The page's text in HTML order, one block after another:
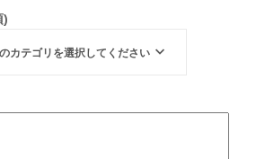
)
カテゴリを選択してください